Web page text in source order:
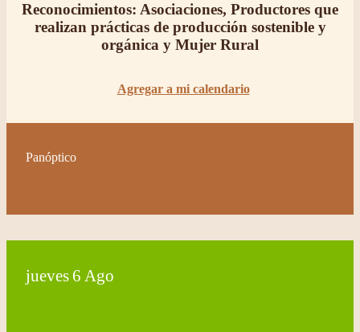
Reconocimientos: Asociaciones, Productores que
realizan prácticas de producción sostenible y
orgánica y Mujer Rural
Agregar a mi calendario
Panóptico
jueves 6 Ago